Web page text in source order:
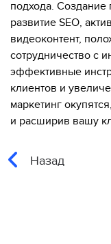
подхода. Создание
развитие SEO,
видеоконтент,
сотрудничество с
эффективные
клиентов и
маркетинг
и расширив вашу
Назад